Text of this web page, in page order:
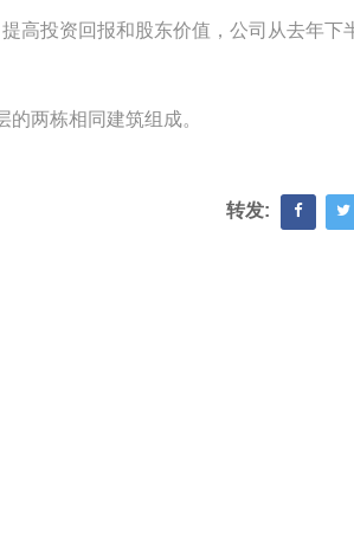
高投资回报和股东价值，公司从去年下
两栋相同建筑组成。
转发: